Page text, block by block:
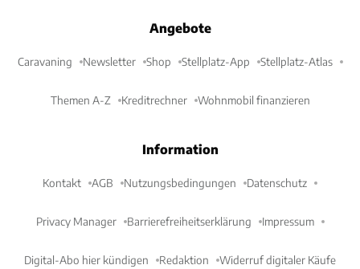
Angebote
Caravaning Newsletter Shop Stellplatz-App Stellplatz-Atlas
Themen A-Z Kreditrechner Wohnmobil finanzieren
Information
Kontakt AGB Nutzungsbedingungen Datenschutz
Privacy Manager Barrierefreiheitserklärung Impressum
Digital-Abo hier kündigen Redaktion Widerruf digitaler Käufe